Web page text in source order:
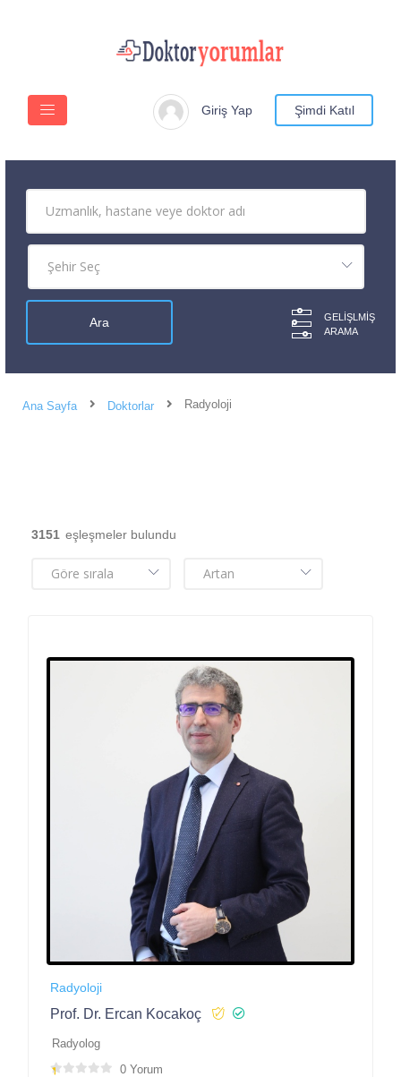
Giriş Yap Şimdi Katıl
GELIŞLMIŞ
ARAMA
Ana Sayfa Doktorlar Radyoloji
3151 eşleşmeler bulundu
Radyoloji
Prof. Dr. Ercan Kocakoç
Radyolog
0 Yorum